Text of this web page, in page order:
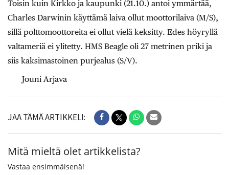
Toisin kuin Kirkko ja kaupunki (21.10.) antoi ymmärtää,
Charles Darwinin käyttämä laiva ollut moottorilaiva (M/S),
sillä polttomoottoreita ei ollut vielä keksitty. Edes höyryllä
valtameriä ei ylitetty. HMS Beagle oli 27 metrinen priki ja
siis kaksimastoinen purjealus (S/V).
Jouni Arjava
JAA TÄMÄ ARTIKKELI:
Mitä mieltä olet artikkelista?
Vastaa ensimmäisenä!